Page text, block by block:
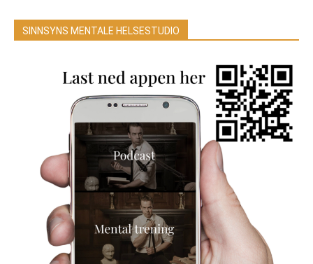
SINNSYNS MENTALE HELSESTUDIO